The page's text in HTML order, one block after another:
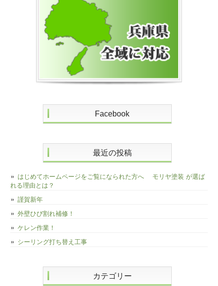
Facebook
最近の投稿
はじめてホームページをご覧になられた方へ モリヤ塗装 が選ば
れる理由とは？
謹賀新年
外壁ひび割れ補修！
ケレン作業！
シーリング打ち替え工事
カテゴリー